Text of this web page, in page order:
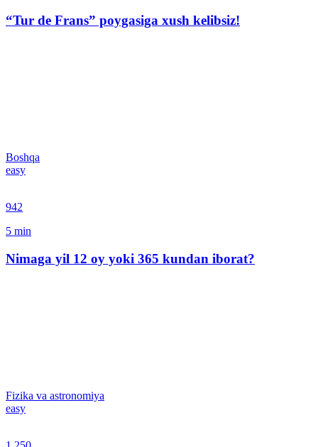
“Tur de Frans” poygasiga xush kelibsiz!
Boshqa
easy
942
5 min
Nimaga yil 12 oy yoki 365 kundan iborat?
Fizika va astronomiya
easy